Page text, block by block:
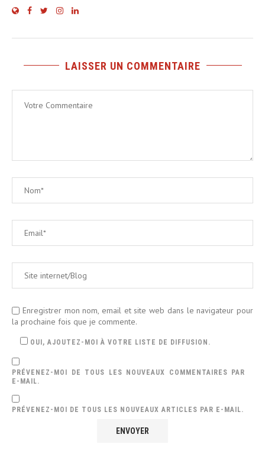
LAISSER UN COMMENTAIRE
Enregistrer mon nom, email et site web dans le navigateur pour
la prochaine fois que je commente.
OUI, AJOUTEZ-MOI À VOTRE LISTE DE DIFFUSION.
PRÉVENEZ-MOI DE TOUS LES NOUVEAUX COMMENTAIRES PAR
E-MAIL.
PRÉVENEZ-MOI DE TOUS LES NOUVEAUX ARTICLES PAR E-MAIL.